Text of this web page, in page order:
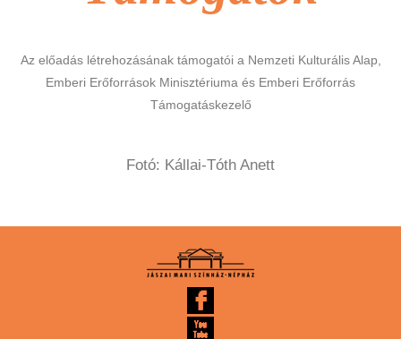
Az előadás létrehozásának támogatói a Nemzeti Kulturális Alap,
Emberi Erőforrások Minisztériuma és Emberi Erőforrás
Támogatáskezelő
Fotó: Kállai-Tóth Anett